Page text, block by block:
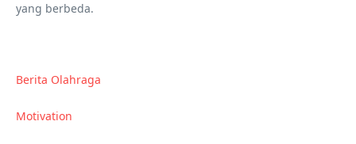
yang berbeda.
Berita Olahraga
Motivation